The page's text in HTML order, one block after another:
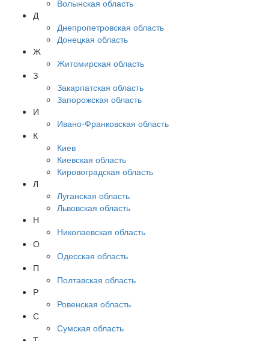
Волынская область
Д
Днепропетровская область
Донецкая область
Ж
Житомирская область
З
Закарпатская область
Запорожская область
И
Ивано-Франковская область
К
Киев
Киевская область
Кировоградская область
Л
Луганская область
Львовская область
Н
Николаевская область
О
Одесская область
П
Полтавская область
Р
Ровенская область
С
Сумская область